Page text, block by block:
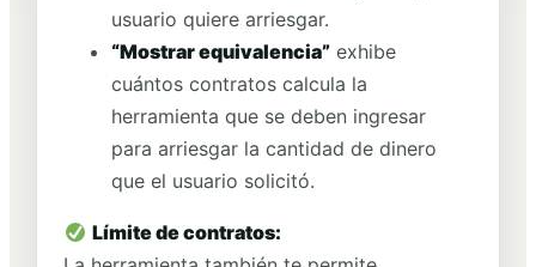
usuario quiere arriesgar.
“Mostrar equivalencia” exhibe
cuántos contratos calcula la
herramienta que se deben ingresar
para arriesgar la cantidad de dinero
que el usuario solicitó.
Límite de contratos: